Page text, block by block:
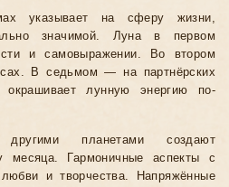
указывает на сферу жизни,
значимой. Луна в первом
и самовыражении. Во втором
В седьмом — на партнёрских
лунную энергию по-
планетами создают
месяца. Гармоничные аспекты с
и творчества. Напряжённые